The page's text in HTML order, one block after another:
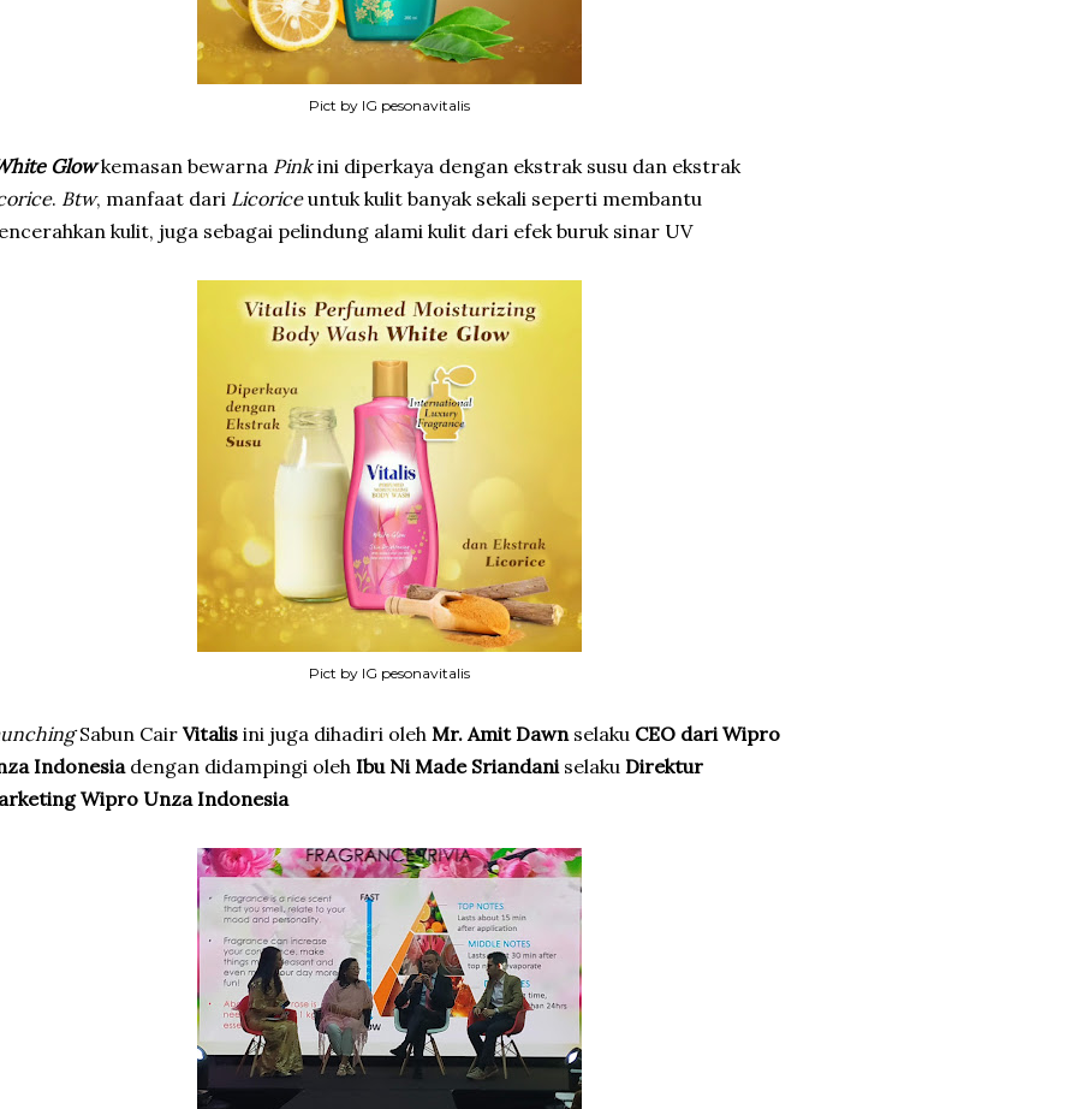
Pict by IG pesonavitalis
Glowkemasan bewarna Pinkini diperkaya dengan ekstrak susu dan ekstrak
. Btw, manfaat dari Licoriceuntuk kulit banyak sekali seperti membantu
kulit, juga sebagai pelindung alami kulit dari efek buruk sinar UV
Pict by IG pesonavitalis
Sabun Cair Vitalis ini juga dihadiri oleh Mr. Amit Dawn selaku CEO dari Wipro
Indonesia dengan didampingi oleh Ibu Ni Made Sriandani selaku Direktur
Wipro Unza Indonesia